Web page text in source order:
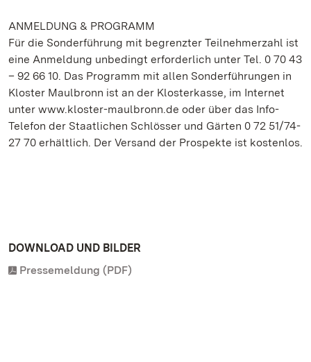
ANMELDUNG & PROGRAMM
Für die Sonderführung mit begrenzter Teilnehmerzahl ist
eine Anmeldung unbedingt erforderlich unter Tel. 0 70 43
– 92 66 10. Das Programm mit allen Sonderführungen in
Kloster Maulbronn ist an der Klosterkasse, im Internet
unter www.kloster-maulbronn.de oder über das Info-
Telefon der Staatlichen Schlösser und Gärten 0 72 51/74-
27 70 erhältlich. Der Versand der Prospekte ist kostenlos.
DOWNLOAD UND BILDER
Pressemeldung (PDF)